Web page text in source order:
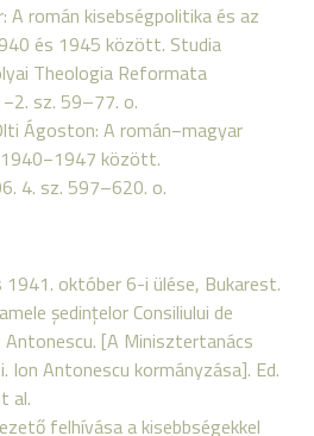
A román kisebségpolitika és az
és 1945 között. Studia
Theologia Reformata
sz. 59–77. o.
Ágoston: A román−magyar
1940−1947 között.
4. sz. 597–620. o.
1941. október 6-i ülése, Bukarest.
şedinţelor Consiliului de
Antonescu. [A Minisztertanács
Ion Antonescu kormányzása]. Ed.
al.
felhívása a kisebbségekkel